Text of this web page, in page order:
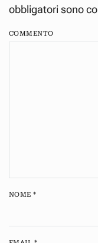
obbligatori sono
COMMENTO
NOME*